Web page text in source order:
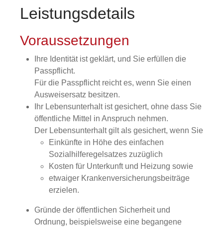
Leistungsdetails
Voraussetzungen
Ihre Identität ist geklärt, und Sie erfüllen die
Passpflicht.
Für die Passpflicht reicht es, wenn Sie einen
Ausweisersatz besitzen.
Ihr Lebensunterhalt ist gesichert, ohne dass Sie
öffentliche Mittel in Anspruch nehmen.
Der Lebensunterhalt gilt als gesichert, wenn Sie
Einkünfte in Höhe des einfachen
Sozialhilferegelsatzes zuzüglich
Kosten für Unterkunft und Heizung sowie
etwaiger Krankenversicherungsbeiträge
erzielen.
Gründe der öffentlichen Sicherheit und
Ordnung, beispielsweise eine begangene